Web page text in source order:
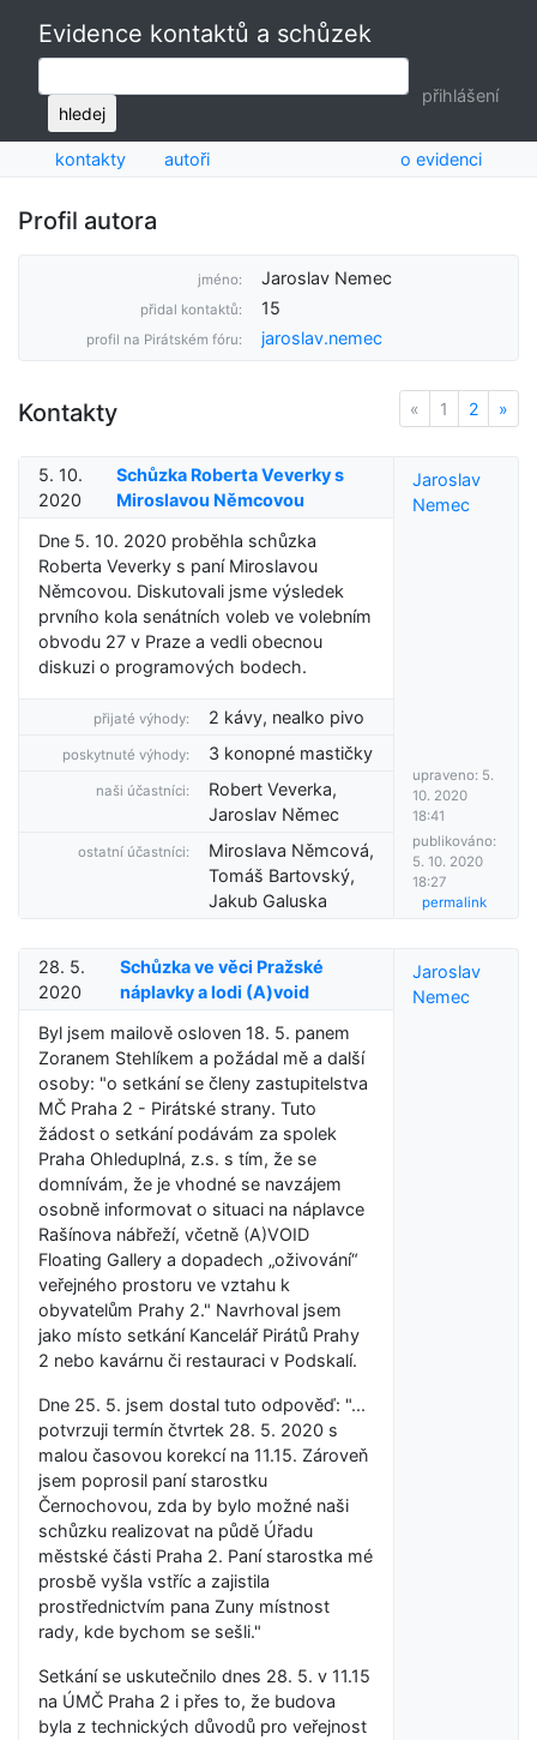
Evidence kontaktů a schůzek
hledej
přihlášení
kontakty autoři o evidenci
Profil autora
jméno: Jaroslav Nemec
přidal kontaktů: 15
profil na Pirátském fóru: jaroslav.nemec
Kontakty « Previous
1 2 »
5. 10.
2020
Schůzka Roberta Veverky s
Miroslavou Němcovou
Dne 5. 10. 2020 proběhla schůzka
Roberta Veverky s paní Miroslavou
Němcovou. Diskutovali jsme výsledek
prvního kola senátních voleb ve volebním
obvodu 27 v Praze a vedli obecnou
diskuzi o programových bodech.
přijaté výhody: 2 kávy, nealko pivo
poskytnuté výhody: 3 konopné mastičky
naši účastníci:
Robert Veverka,
Jaroslav Němec
ostatní účastníci:
Miroslava Němcová,
Tomáš Bartovský,
Jakub Galuska
Jaroslav
Nemec
upraveno: 5.
10. 2020
18:41
publikováno:
5. 10. 2020
18:27
permalink
28. 5.
2020
Schůzka ve věci Pražské
náplavky a lodi (A)void
Byl jsem mailově osloven 18. 5. panem
Zoranem Stehlíkem a požádal mě a další
osoby: "o setkání se členy zastupitelstva
MČ Praha 2 - Pirátské strany. Tuto
žádost o setkání podávám za spolek
Praha Ohleduplná, z.s. s tím, že se
domnívám, že je vhodné se navzájem
osobně informovat o situaci na náplavce
Rašínova nábřeží, včetně (A)VOID
Floating Gallery a dopadech „oživování“
veřejného prostoru ve vztahu k
obyvatelům Prahy 2." Navrhoval jsem
jako místo setkání Kancelář Pirátů Prahy
2 nebo kavárnu či restauraci v Podskalí.
Dne 25. 5. jsem dostal tuto odpověď: "...
potvrzuji termín čtvrtek 28. 5. 2020 s
malou časovou korekcí na 11.15. Zároveň
jsem poprosil paní starostku
Černochovou, zda by bylo možné naši
schůzku realizovat na půdě Úřadu
městské části Praha 2. Paní starostka mé
prosbě vyšla vstříc a zajistila
prostřednictvím pana Zuny místnost
rady, kde bychom se sešli."
Setkání se uskutečnilo dnes 28. 5. v 11.15
na ÚMČ Praha 2 i přes to, že budova
byla z technických důvodů pro veřejnost
Jaroslav
Nemec